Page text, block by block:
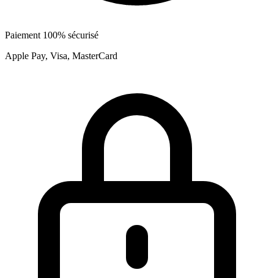
Paiement 100% sécurisé
Apple Pay, Visa, MasterCard